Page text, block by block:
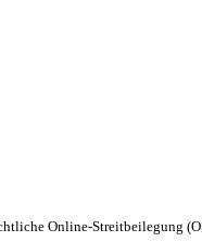
Online-Streitbeilegung